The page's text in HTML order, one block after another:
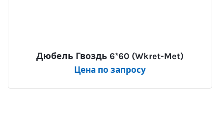
Дюбель Гвоздь 6*60 (Wkret-Met)
Цена по запросу